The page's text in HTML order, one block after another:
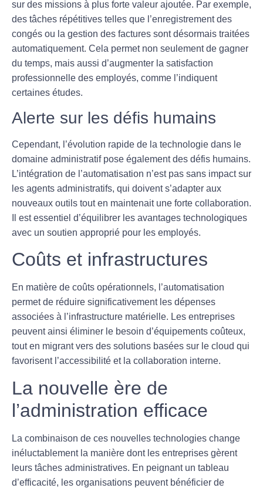
sur des missions à plus forte valeur ajoutée. Par exemple,
des tâches répétitives telles que l’enregistrement des
congés ou la gestion des factures sont désormais traitées
automatiquement. Cela permet non seulement de gagner
du temps, mais aussi d’augmenter la satisfaction
professionnelle des employés, comme l’indiquent
certaines études.
Alerte sur les défis humains
Cependant, l’évolution rapide de la technologie dans le
domaine administratif pose également des défis humains.
L’intégration de l’automatisation n’est pas sans impact sur
les agents administratifs, qui doivent s’adapter aux
nouveaux outils tout en maintenait une forte collaboration.
Il est essentiel d’équilibrer les avantages technologiques
avec un soutien approprié pour les employés.
Coûts et infrastructures
En matière de coûts opérationnels, l’automatisation
permet de réduire significativement les dépenses
associées à l’infrastructure matérielle. Les entreprises
peuvent ainsi éliminer le besoin d’équipements coûteux,
tout en migrant vers des solutions basées sur le cloud qui
favorisent l’accessibilité et la collaboration interne.
La nouvelle ère de
l’administration efficace
La combinaison de ces nouvelles technologies change
inéluctablement la manière dont les entreprises gèrent
leurs tâches administratives. En peignant un tableau
d’efficacité, les organisations peuvent bénéficier de